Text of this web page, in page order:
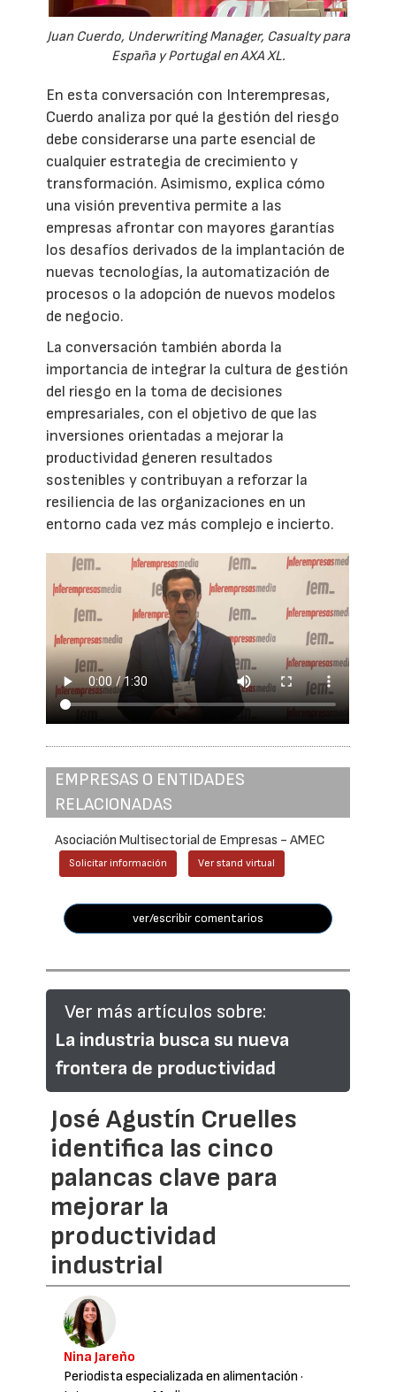
Juan Cuerdo, Underwriting Manager, Casualty para
España y Portugal en AXA XL.
En esta conversación con Interempresas,
Cuerdo analiza por qué la gestión del riesgo
debe considerarse una parte esencial de
cualquier estrategia de crecimiento y
transformación. Asimismo, explica cómo
una visión preventiva permite a las
empresas afrontar con mayores garantías
los desafíos derivados de la implantación de
nuevas tecnologías, la automatización de
procesos o la adopción de nuevos modelos
de negocio.
La conversación también aborda la
importancia de integrar la cultura de gestión
del riesgo en la toma de decisiones
empresariales, con el objetivo de que las
inversiones orientadas a mejorar la
productividad generen resultados
sostenibles y contribuyan a reforzar la
resiliencia de las organizaciones en un
entorno cada vez más complejo e incierto.
EMPRESAS O ENTIDADES
RELACIONADAS
Asociación Multisectorial de Empresas - AMEC
Solicitar información Ver stand virtual
ver/escribir comentarios
Ver más artículos sobre:
La industria busca su nueva
frontera de productividad
José Agustín Cruelles
identifica las cinco
palancas clave para
mejorar la
productividad
industrial
Nina Jareño
Periodista especializada en alimentación ·